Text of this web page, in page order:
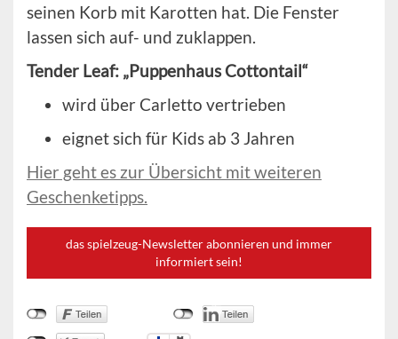
seinen Korb mit Karotten hat. Die Fenster
lassen sich auf- und zuklappen.
Tender Leaf: „Puppenhaus Cottontail“
wird über Carletto vertrieben
eignet sich für Kids ab 3 Jahren
Hier geht es zur Übersicht mit weiteren
Geschenketipps.
das spielzeug-Newsletter abonnieren und immer
informiert sein!